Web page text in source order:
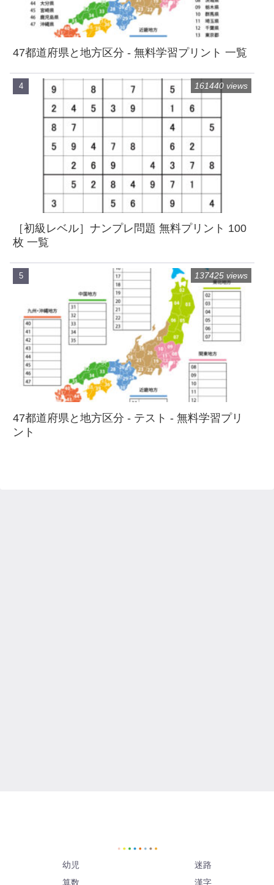
47都道府県と地方区分 - 無料学習プリント 一覧
［初級レベル］ナンプレ問題 無料プリント 100
枚 一覧
161440 views
47都道府県と地方区分 - テスト - 無料学習プリ
ント
137425 views
幼児
迷路
算数
漢字